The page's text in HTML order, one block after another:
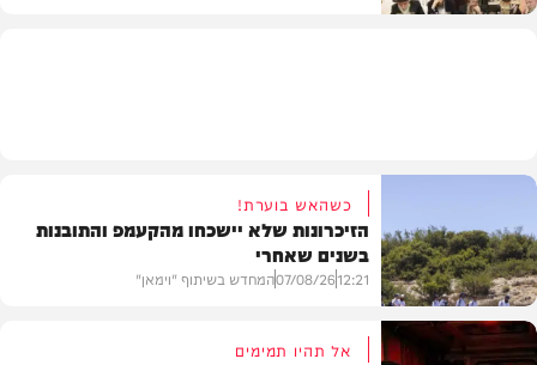
כשהאש בוערת!
הזיכרונות שלא יישכחו מהקעמפ והתובנות
בשנים שאחרי
12:21
07/08/26המחדש בשיתוף "וימאן"
אל תהיו תמימים